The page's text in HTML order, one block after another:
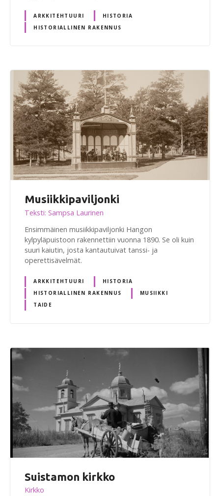
ARKKITEHTUURI
HISTORIA
HISTORIALLINEN RAKENNUS
Musiikkipaviljonki
Teksti: Sampsa Laurinen
Ensimmäinen musiikkipaviljonki Hangon
kylpyläpuistoon rakennettiin vuonna 1890. Se oli kuin
suuri kaiutin, josta kantautuivat tanssi- ja
operettisävelmät.
ARKKITEHTUURI
HISTORIA
HISTORIALLINEN RAKENNUS
MUSIIKKI
TAIDE
Suistamon kirkko
Kirkko